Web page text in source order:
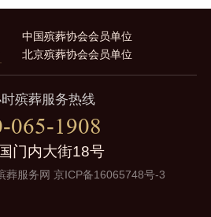
中国殡葬协会会员单位
北京殡葬协会会员单位
殡葬服务热线
065-1908
门内大街18号
葬服务网 京ICP备16065748号-3